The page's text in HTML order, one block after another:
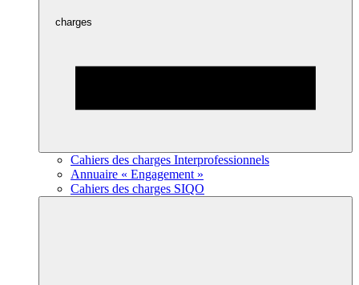
charges
Cahiers des charges Interprofessionnels
Annuaire « Engagement »
Cahiers des charges SIQO